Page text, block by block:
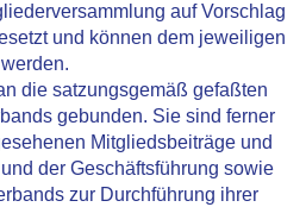
auf Vorschlag
und können dem jeweiligen
die satzungsgemäß gefaßten
gebunden. Sie sind ferner
Mitgliedsbeiträge und
der Geschäftsführung sowie
zur Durchführung ihrer